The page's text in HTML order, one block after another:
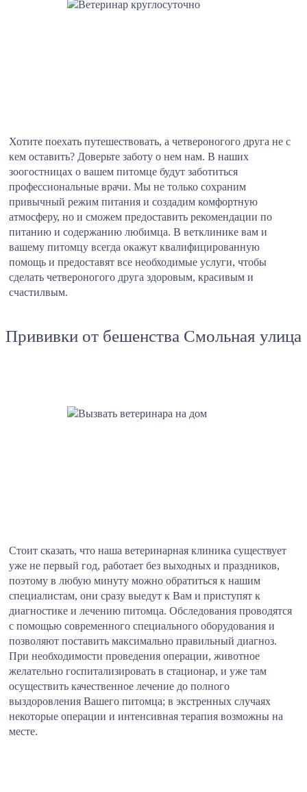
Хотите поехать путешествовать, а четвероногого друга не с
кем оставить? Доверьте заботу о нем нам. В наших
зоогостницах о вашем питомце будут заботиться
профессиональные врачи. Мы не только сохраним
привычный режим питания и создадим комфортную
атмосферу, но и сможем предоставить рекомендации по
питанию и содержанию любимца. В ветклинике вам и
вашему питомцу всегда окажут квалифицированную
помощь и предоставят все необходимые услуги, чтобы
сделать четвероногого друга здоровым, красивым и
счастилвым.
Прививки от бешенства Смольная улица
Стоит сказать, что наша ветеринарная клиника существует
уже не первый год, работает без выходных и праздников,
поэтому в любую минуту можно обратиться к нашим
специалистам, они сразу выедут к Вам и приступят к
диагностике и лечению питомца. Обследования проводятся
с помощью современного специального оборудования и
позволяют поставить максимально правильный диагноз.
При необходимости проведения операции, животное
желательно госпитализировать в стационар, и уже там
осуществить качественное лечение до полного
выздоровления Вашего питомца; в экстренных случаях
некоторые операции и интенсивная терапия возможны на
месте.